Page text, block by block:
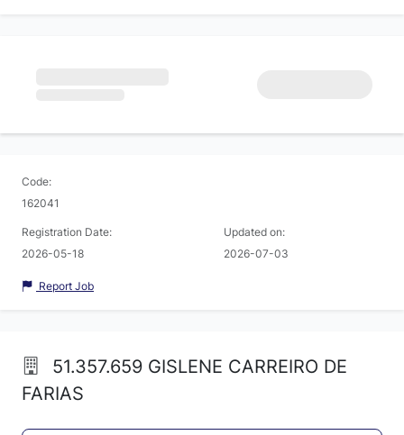
Code:
162041
Registration Date:
2026-05-18
Updated on:
2026-07-03
Report Job
51.357.659 GISLENE CARREIRO DE
FARIAS